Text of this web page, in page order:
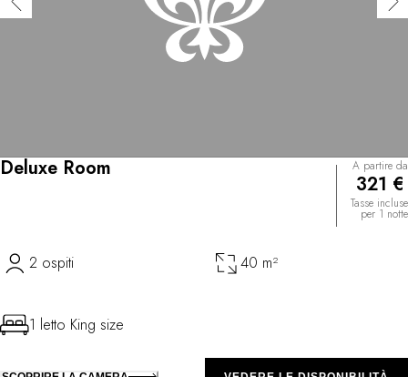
Deluxe Room A partire da
321 €
Tasse incluse
per 1 notte
2 ospiti 40 m²
1 letto King size